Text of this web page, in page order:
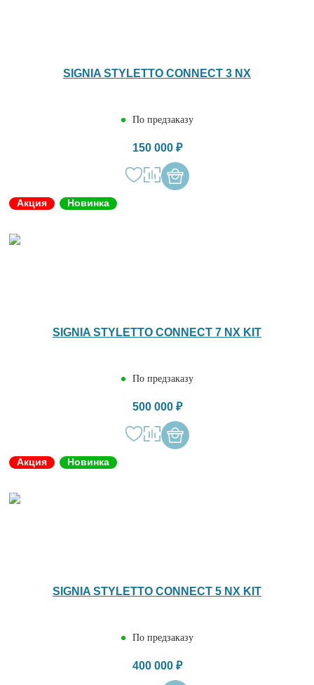
SIGNIA STYLETTO CONNECT 3 NX
По предзаказу
150 000 ₽
Акция Новинка
SIGNIA STYLETTO CONNECT 7 NX KIT
По предзаказу
500 000 ₽
Акция Новинка
SIGNIA STYLETTO CONNECT 5 NX KIT
По предзаказу
400 000 ₽